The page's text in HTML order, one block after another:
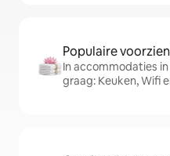
Populaire
In accommodaties
graag: Keuken, Wifi